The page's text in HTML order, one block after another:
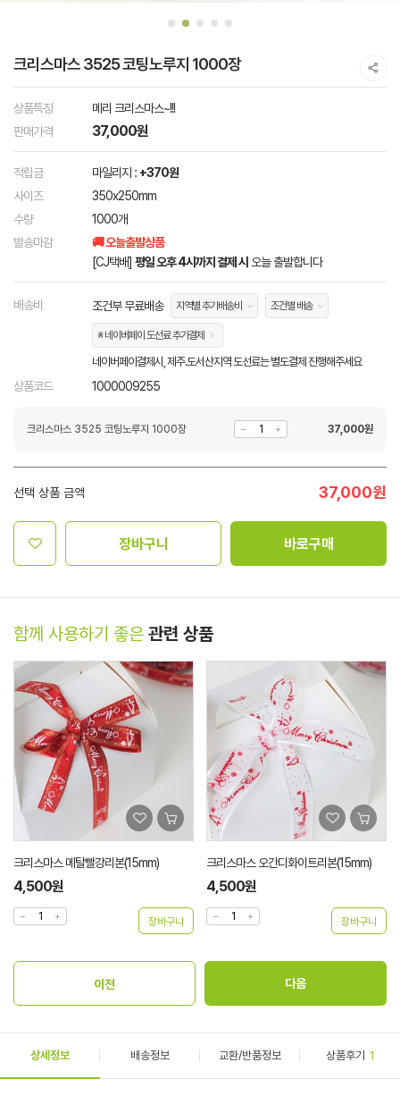
크리스마스 3525 코팅노루지 1000장
상품특징
메리 크리스마스~!!!
판매가격
37,000원
적립금 마일리지 : +370원
사이즈
350x250mm
수량
1000개
발송마감
🚚 오늘출발상품
[CJ택배] 평일 오후 4시까지 결제 시 오늘 출발합니다
배송비 조건부 무료배송 지역별 추가배송비 조건별 배송
※ 네이버페이 도선료 추가결제
네이버페이결제시, 제주.도서산지역 도선료는 별도결제 진행해주세요
상품코드 1000009255
크리스마스 3525 코팅노루지 1000장 37,000원
선택 상품 금액 37,000원
장바구니 바로구매
함께 사용하기 좋은 관련 상품
크리스마스 메탈빨강리본(15mm)
4,500원
크리스마스 오간디화이트리본(15mm)
4,500원
상세정보 배송정보 교환/반품정보 상품후기 1